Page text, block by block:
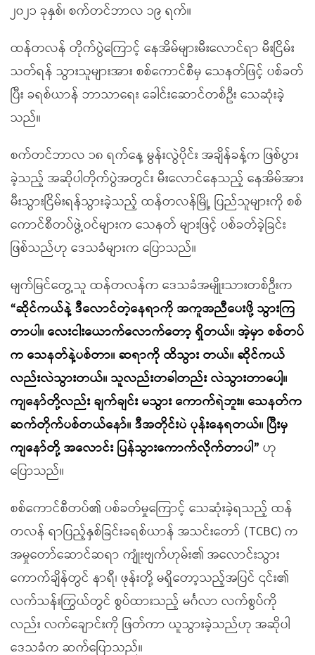
၂၀၂၁ ခုနှစ်၊ စက်တင်ဘာလ ၁၉ ရက်။
ထန်တလန် တိုက်ပွဲကြောင့် နေအိမ်များမီးလောင်ရာ မီးငြိမ်း
သတ်ရန် သွားသူများအား စစ်ကောင်စီမှ သေနတ်ဖြင့် ပစ်ခတ်
ပြီး ခရစ်ယာန် ဘာသာရေး ခေါင်းဆောင်တစ်ဦး သေဆုံးခဲ့
သည်။
စက်တင်ဘာလ ၁၈ ရက်နေ့ မွန်းလွဲပိုင်း အချိန်ခန့်က ဖြစ်ပွား
ခဲ့သည့် အဆိုပါတိုက်ပွဲအတွင်း မီးလောင်နေသည့် နေအိမ်အား
မီးသွားငြိမ်းရန်သွားခဲ့သည့် ထန်တလန်မြို့ ပြည်သူများကို စစ်
ကောင်စီတပ်ဖွဲ့ဝင်များက သေနတ် များဖြင့် ပစ်ခတ်ခဲ့ခြင်း
ဖြစ်သည်ဟု ဒေသခံများက ပြောသည်။
မျက်မြင်တွေ့သူ ထန်တလန်က ဒေသခံအမျိုးသားတစ်ဦးက
“ဆိုင်ကယ်နဲ့ ဒီလောင်တဲ့နေရာကို အကူအညီပေးဖို့ သွားကြ
တာပါ။ လေးငါးယောက်လောက်တော့ ရှိတယ်။ အဲ့မှာ စစ်တပ်
က သေနတ်နဲ့ပစ်တာ။ ဆရာကို ထိသွား တယ်။ ဆိုင်ကယ်
လည်းလဲသွားတယ်။ သူလည်းတခါတည်း လဲသွားတာပေါ့။
ကျနော်တို့လည်း ချက်ချင်း မသွား ကောက်ရဲဘူး။ သေနတ်က
ဆက်တိုက်ပစ်တယ်နော်။ ဒီအတိုင်းပဲ ပုန်းနေရတယ်။ ပြီးမှ
ကျနော်တို့ အလောင်း ပြန်သွားကောက်လိုက်တာပါ” ဟု
ပြောသည်။
စစ်ကောင်စီတပ်၏ ပစ်ခတ်မှုကြောင့် သေဆုံးခဲ့ရသည့် ထန်
တလန် ရာပြည့်နှစ်ခြင်းခရစ်ယာန် အသင်းတော် (TCBC) က
အမှုတော်ဆောင်ဆရာ ကျုံးဗျက်ဟုမ်း၏ အလောင်းသွား
ကောက်ချိန်တွင် နာရီ၊ ဖုန်းတို့ မရှိတော့သည့်အပြင် ၎င်း၏
လက်သန်းကြွယ်တွင် စွပ်ထားသည့် မင်္ဂလာ လက်စွပ်ကို
လည်း လက်ချောင်းကို ဖြတ်ကာ ယူသွားခဲ့သည်ဟု အဆိုပါ
ဒေသခံက ဆက်ပြောသည်။